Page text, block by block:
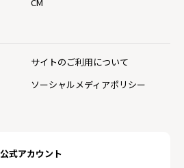
公式アカウント
サイトのご利用について
ソーシャルメディアポリシー